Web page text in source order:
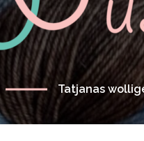
Tatjanas